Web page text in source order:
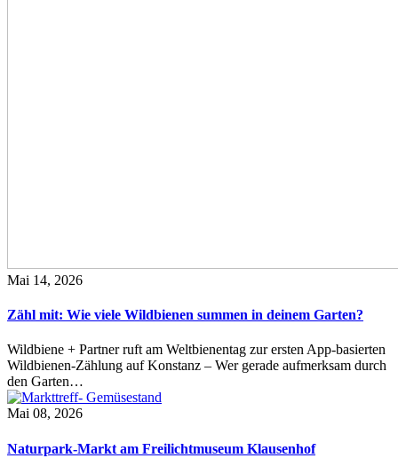
Mai 14, 2026
Zähl mit: Wie viele Wildbienen summen in deinem Garten?
Wildbiene + Partner ruft am Weltbienentag zur ersten App-basierten
Wildbienen-Zählung auf Konstanz – Wer gerade aufmerksam durch
den Garten…
Mai 08, 2026
Naturpark-Markt am Freilichtmuseum Klausenhof